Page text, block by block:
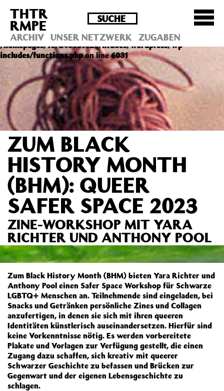
Deprecated : Die Funktion post_permalink ist seit
Version 4.4.0 veraltet! Verwende stattdessen
get_permalink(). in
/homepages/10/d43051023/htdocs/wordpress/wp-
includes/functions.phpon line6031
THTR
RMPE
ARCHIV UNSER NETZWERK ZUGABEN
ZUM BLACK
HISTORY MONTH
(BHM): QUEER
SAFER SPACE 2023
ZINE-WORKSHOP MIT YARA
RICHTER UND ANTHONY POOL
Zum Black History Month (BHM) bieten Yara Richter und
Anthony Pool einen Safer Space Workshop für Schwarze
LGBTQ+ Menschen an. Teilnehmende sind eingeladen, bei
Snacks und Getränken persönliche Zines und Collagen
anzufertigen, in denen sie sich mit ihren queeren
Identitäten künstlerisch auseinandersetzen. Hierfür sind
keine Vorkenntnisse nötig. Es werden vorbereitete
Plakate und Vorlagen zur Verfügung gestellt, die einen
Zugang dazu schaffen, sich kreativ mit queerer
Schwarzer Geschichte zu befassen und Brücken zur
Gegenwart und der eigenen Lebensgeschichte zu
schlagen.